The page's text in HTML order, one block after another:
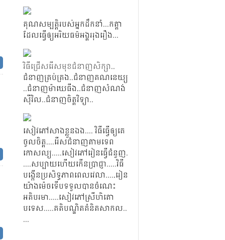
គុណសម្បត្តិ​របស់​អ្នក​ដឹកនាំ​.​.​.​កត្តា​
ដែល​ធ្វើ​ឲ្យ​អរិយធម៌​អង្គរ​រុង​រឿង.​.​.​
វិធី​ជ្រើស​រើស​មុខ​ជំនាញ​សិក្សា​.​.
ជំនាញ​គ្រប់​គ្រង​.​.​ជំនាញ​គណ​នេយ្យ
.​.​​ជំនាញ​ម៉ាឃេធីង​.​.​ជំនាញ​សំណង់​
ស៊ី​វិល​.​.​​ជំនាញ​ចិត្ត​វិទ្យា​.​.​
សៀវភៅ​សាង​ខ្លួន​ឯង.​...វិធី​ធ្វើ​ឲ្យ​គេ​
ចូល​ចិត្ត​.​.​.​.​រើស​ជំនាញ​តាម​ទេព​
កោសល្យ​..​.​.​​.​​សៀវភៅ​រៀន​ធ្វើ​ជំនួញ​.​
....​សប្បាយ​ហើយ​កើន​ប្រាជ្ញា​...​.​​.​​វិធី​
បង្កើន​ប្រសិទ្ធ​ភាព​ពេលវេលា​.​.​.​.​.​​រៀន​
យ៉ាង​ម៉េច​ទើប​ទទួល​បាន​ចំណេះ​
អតិបរមា​..​.​.​​.​​សៀវភៅ​ស្រីហិតោ
បទេស.​.​.​​.​.​គតិ​បណ្ឌិត​គំនិត​សាកល​.​.​​
.​..